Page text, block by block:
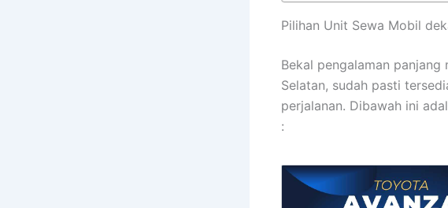
Pilihan Unit Sewa Mobil
Bekal pengalaman
Selatan, sudah pasti
perjalanan. Dibawah ini
: